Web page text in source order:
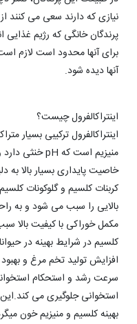
نیازی که دارند سعی می کنند از
پرندگان خانگی که رژیم غذایی
برای آنها محدود است لازم
آنها دیده شود.
اینتراکالفرول چیست؟
کربنات کلسیم و گلوکونات
بالایی را سبب می شود و به
کلسیم در شرایط بهینه در
افزایش تولید تخم مرغ و
سرعت رشد و استحکام
استخوانی جلوگیری می
بهینه کلسیم و منیزیم خون